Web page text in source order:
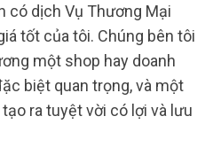
có dịch Vụ Thương Mại
tốt của tôi. Chúng bên tôi
một shop hay doanh
biệt quan trọng, và một
ra tuyệt vời có lợi và lưu